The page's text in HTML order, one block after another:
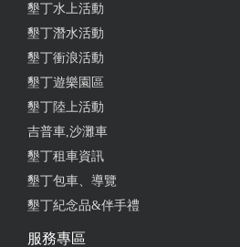
墾丁水上活動
墾丁潛水活動
墾丁衝浪活動
墾丁遊樂園區
墾丁陸上活動
吉普車,沙灘車
墾丁租車資訊
墾丁包車、導覽
墾丁紀念品&伴手禮
服務專區